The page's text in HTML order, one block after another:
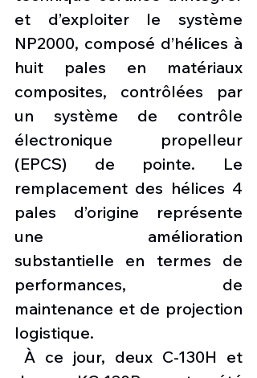
et d’exploiter le système
NP2000, composé d’hélices à
huit pales en matériaux
composites, contrôlées par
un système de contrôle
électronique propelleur
(EPCS) de pointe. Le
remplacement des hélices 4
pales d’origine représente
une amélioration
substantielle en termes de
performances, de
maintenance et de projection
logistique.
À ce jour, deux C-130H et